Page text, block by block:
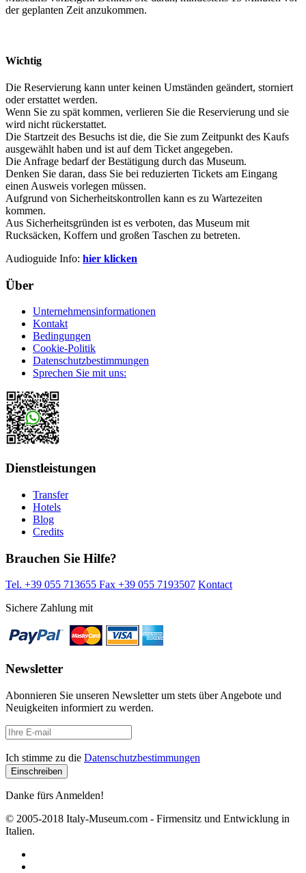
der geplanten Zeit anzukommen.
Wichtig
Die Reservierung kann unter keinen Umständen geändert, storniert
oder erstattet werden.
Wenn Sie zu spät kommen, verlieren Sie die Reservierung und sie
wird nicht rückerstattet.
Die Startzeit des Besuchs ist die, die Sie zum Zeitpunkt des Kaufs
ausgewählt haben und ist auf dem Ticket angegeben.
Die Anfrage bedarf der Bestätigung durch das Museum.
Denken Sie daran, dass Sie bei reduzierten Tickets am Eingang
einen Ausweis vorlegen müssen.
Aufgrund von Sicherheitskontrollen kann es zu Wartezeiten
kommen.
Aus Sicherheitsgründen ist es verboten, das Museum mit
Rucksäcken, Koffern und großen Taschen zu betreten.
Audioguide Info: hier klicken
Über
Unternehmensinformationen
Kontakt
Bedingungen
Cookie-Politik
Datenschutzbestimmungen
Sprechen Sie mit uns:
Dienstleistungen
Transfer
Hotels
Blog
Credits
Brauchen Sie Hilfe?
Tel. +39 055 713655 Fax +39 055 7193507 Kontact
Sichere Zahlung mit
Newsletter
Abonnieren Sie unseren Newsletter um stets über Angebote und
Neuigkeiten informiert zu werden.
Ich stimme zu die Datenschutzbestimmungen
Danke fürs Anmelden!
© 2005-2018 Italy-Museum.com - Firmensitz und Entwicklung in
Italien.